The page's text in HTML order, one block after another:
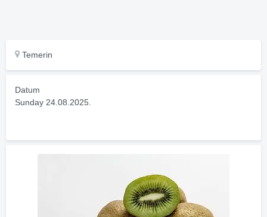
Temerin
Datum
Sunday 24.08.2025.